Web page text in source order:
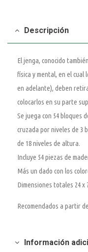
Descripción
El jenga, conocido
física y mental, en el
en adelante), deben
colocarlos en su parte
Se juega con 54 bloques
cruzada por niveles de 3
de 18 niveles de altura.
Incluye 54 piezas de
Más un dado con los
Dimensiones totales 24 x
Recomendados a partir
Información